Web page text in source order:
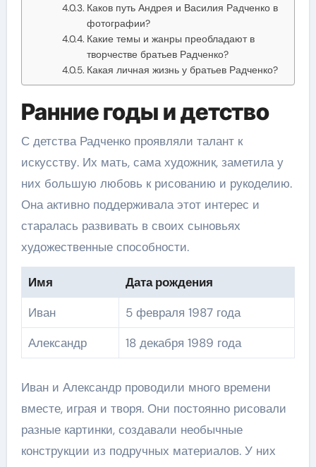
Каков путь Андрея и Василия Радченко в
фотографии?
Какие темы и жанры преобладают в
творчестве братьев Радченко?
Какая личная жизнь у братьев Радченко?
Ранние годы и детство
С детства Радченко проявляли талант к
искусству. Их мать, сама художник, заметила у
них большую любовь к рисованию и рукоделию.
Она активно поддерживала этот интерес и
старалась развивать в своих сыновьях
художественные способности.
Имя
Дата рождения
Иван
5 февраля 1987 года
Александр
18 декабря 1989 года
Иван и Александр проводили много времени
вместе, играя и творя. Они постоянно рисовали
разные картинки, создавали необычные
конструкции из подручных материалов. У них